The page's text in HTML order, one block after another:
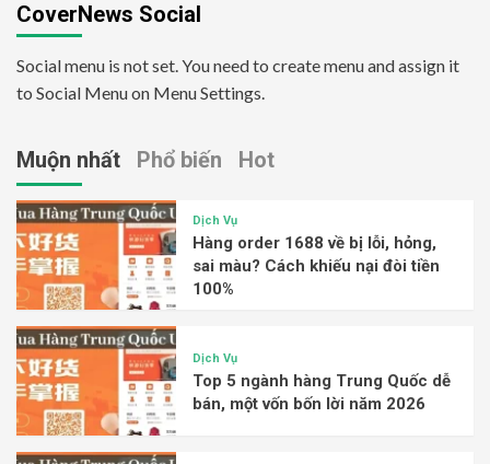
CoverNews Social
Social menu is not set. You need to create menu and assign it
to Social Menu on Menu Settings.
Muộn nhất Phổ biến Hot
Dịch Vụ
Hàng order 1688 về bị lỗi, hỏng,
sai màu? Cách khiếu nại đòi tiền
100%
Dịch Vụ
Top 5 ngành hàng Trung Quốc dễ
bán, một vốn bốn lời năm 2026